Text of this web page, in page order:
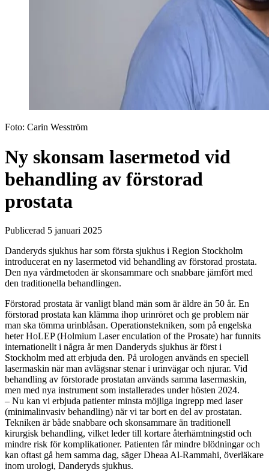
Foto: Carin Wesström
Ny skonsam lasermetod vid
behandling av förstorad
prostata
Publicerad 5 januari 2025
Danderyds sjukhus har som första sjukhus i Region Stockholm
introducerat en ny lasermetod vid behandling av förstorad prostata.
Den nya vårdmetoden är skonsammare och snabbare jämfört med
den traditionella behandlingen.
Förstorad prostata är vanligt bland män som är äldre än 50 år. En
förstorad prostata kan klämma ihop urinröret och ge problem när
man ska tömma urinblåsan. Operationstekniken, som på engelska
heter HoLEP (Holmium Laser enculation of the Prosate) har funnits
internationellt i några år men Danderyds sjukhus är först i
Stockholm med att erbjuda den. På urologen används en speciell
lasermaskin när man avlägsnar stenar i urinvägar och njurar. Vid
behandling av förstorade prostatan används samma lasermaskin,
men med nya instrument som installerades under hösten 2024.
– Nu kan vi erbjuda patienter minsta möjliga ingrepp med laser
(minimalinvasiv behandling) när vi tar bort en del av prostatan.
Tekniken är både snabbare och skonsammare än traditionell
kirurgisk behandling, vilket leder till kortare återhämtningstid och
mindre risk för komplikationer. Patienten får mindre blödningar och
kan oftast gå hem samma dag, säger Dheaa Al-Rammahi, överläkare
inom urologi, Danderyds sjukhus.